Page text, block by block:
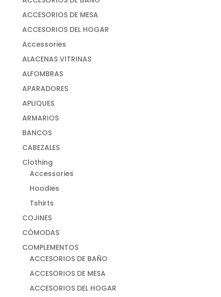
ACCESORIOS DE MESA
ACCESORIOS DEL HOGAR
Accessories
ALACENAS VITRINAS
ALFOMBRAS
APARADORES
APLIQUES
ARMARIOS
BANCOS
CABEZALES
Clothing
Accessories
Hoodies
Tshirts
COJINES
CÓMODAS
COMPLEMENTOS
ACCESORIOS DE BAÑO
ACCESORIOS DE MESA
ACCESORIOS DEL HOGAR